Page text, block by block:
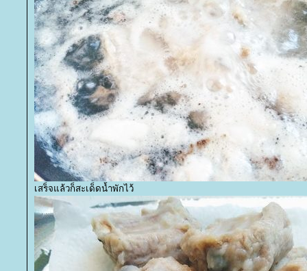
เสร็จแล้วก็สะเด็ดน้ำพักไว้